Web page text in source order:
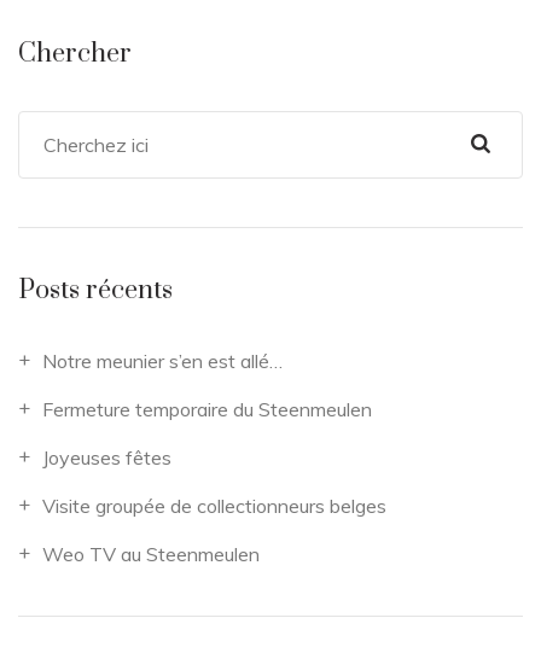
Chercher
Posts récents
Notre meunier s’en est allé…
Fermeture temporaire du Steenmeulen
Joyeuses fêtes
Visite groupée de collectionneurs belges
Weo TV au Steenmeulen